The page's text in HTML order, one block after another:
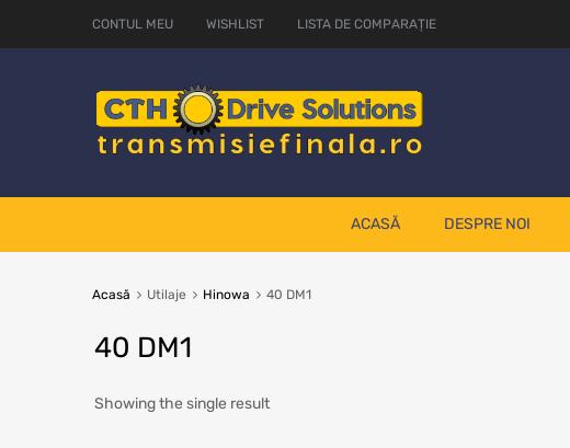
CONTUL MEU WISHLIST LISTA DE COMPARAȚIE
ACASĂ DESPRE NOI
Acasă Utilaje Hinowa 40 DM1
40 DM1
Showing the single result